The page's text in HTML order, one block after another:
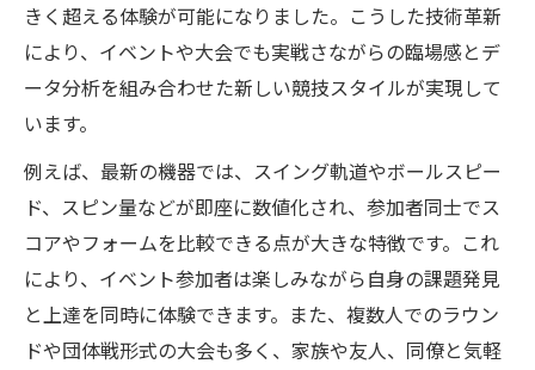
きく超える体験が可能になりました。こうした技術革新
により、イベントや大会でも実戦さながらの臨場感とデ
ータ分析を組み合わせた新しい競技スタイルが実現して
います。
例えば、最新の機器では、スイング軌道やボールスピー
ド、スピン量などが即座に数値化され、参加者同士でス
コアやフォームを比較できる点が大きな特徴です。これ
により、イベント参加者は楽しみながら自身の課題発見
と上達を同時に体験できます。また、複数人でのラウン
ドや団体戦形式の大会も多く、家族や友人、同僚と気軽